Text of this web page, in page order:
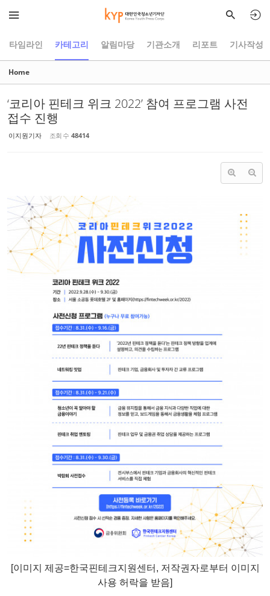
타임라인 카테고리 알림마당 기관소개 리포트 기사작성
Home
‘코리아 핀테크 위크 2022’ 참여 프로그램 사전
접수 진행
이지원기자 조회 수 48414
[이미지 제공=한국핀테크지원센터 , 저작권자로부터 이미지
사용 허락을 받음]
Sketchbook5, 스케치북5